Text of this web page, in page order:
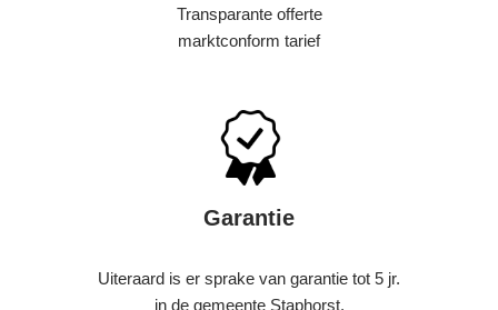
Transparante offerte
marktconform tarief
Garantie
Uiteraard is er sprake van garantie tot 5 jr.
in de gemeente Staphorst.